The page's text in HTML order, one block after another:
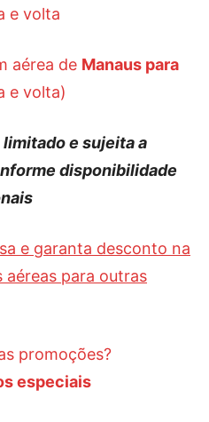
e volta
aérea de Manaus para
e volta)
e sujeita a
disponibilidade
e garanta desconto na
aéreas para outras
promoções?
especiais